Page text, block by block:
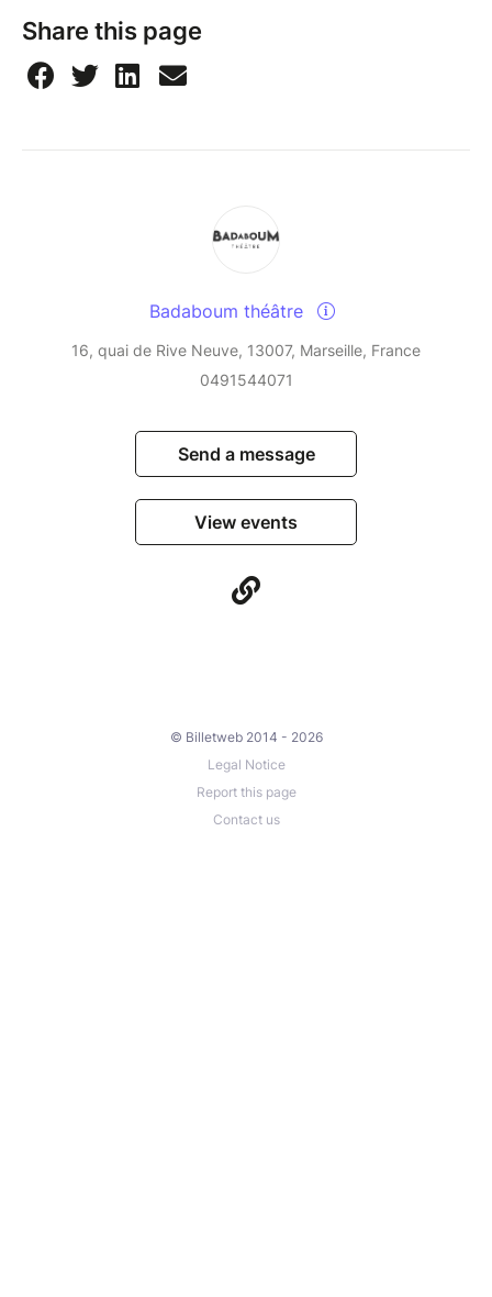
Share this page
Badaboum théâtre
16, quai de Rive Neuve, 13007, Marseille, France
0491544071
Send a message
View events
© Billetweb 2014 - 2026
Legal Notice
Report this page
Contact us